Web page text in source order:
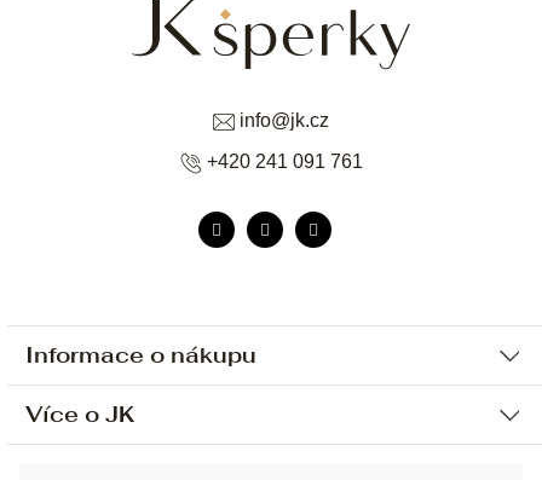
Informace o nákupu
Ochrana osobních údajů
Více o JK
info@jk.cz
+420 241 091 761